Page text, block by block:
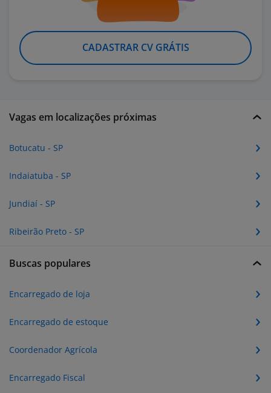
CADASTRAR CV GRÁTIS
Vagas em localizações próximas
Botucatu - SP
Indaiatuba - SP
Jundiaí - SP
Ribeirão Preto - SP
Buscas populares
Encarregado de loja
Encarregado de estoque
Coordenador Agrícola
Encarregado Fiscal